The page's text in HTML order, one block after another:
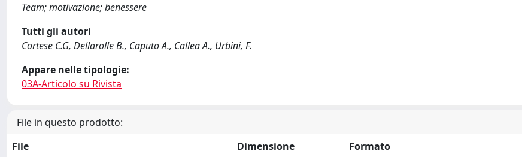
Team; motivazione; benessere
Tutti gli autori
Cortese C.G, Dellarolle B., Caputo A., Callea A., Urbini, F.
Appare nelle tipologie:
03A-Articolo su Rivista
File in questo prodotto:
File
Dimensione
Formato